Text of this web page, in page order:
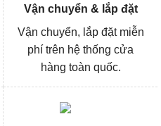
Vận chuyển & lắp đặt
Vận chuyển, lắp đặt miễn
phí trên hệ thống cửa
hàng toàn quốc.